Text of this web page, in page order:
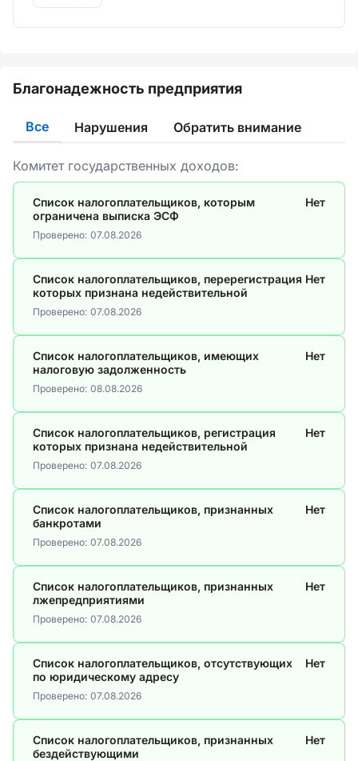
Благонадежность предприятия
Все Нарушения Обратить внимание
Комитет государственных доходов:
Список налогоплательщиков, которым
ограничена выписка ЭСФ
Нет
Проверено: 07.08.2026
Список налогоплательщиков, перерегистрация
которых признана недействительной
Нет
Проверено: 07.08.2026
Список налогоплательщиков, имеющих
налоговую задолженность
Нет
Проверено: 08.08.2026
Список налогоплательщиков, регистрация
которых признана недействительной
Нет
Проверено: 07.08.2026
Список налогоплательщиков, признанных
банкротами
Нет
Проверено: 07.08.2026
Список налогоплательщиков, признанных
лжепредприятиями
Нет
Проверено: 07.08.2026
Список налогоплательщиков, отсутствующих
по юридическому адресу
Нет
Проверено: 07.08.2026
Список налогоплательщиков, признанных
бездействующими
Нет